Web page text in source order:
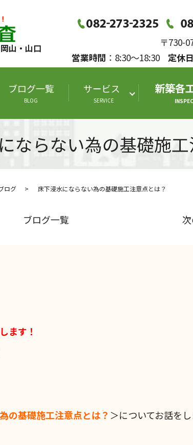
山・山口
〒730-
営業時間 ：8:30～18:30 定休日
ブログ一覧
BLOG
サービス
SERVICE
新築各
ならない為の基礎施工
ログ 床下浸水にならない為の基礎施工注意点とは？
ブログ一覧
ます！
の基礎施工注意点とは？ ＞についてお話をし